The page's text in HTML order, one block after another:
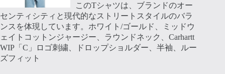
このTシャツは、ブランドのオー
センティシティと現代的なストリートスタイルのバラ
ンスを体現しています。ホワイト/ゴールド、ミッドウ
ェイトコットンジャージー、ラウンドネック、Carhartt
WIP「C」ロゴ刺繍、ドロップショルダー、半袖、ルー
ズフィット